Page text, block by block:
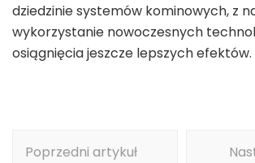
dziedzinie systemów kominowych, z
wykorzystanie nowoczesnych
osiągnięcia jeszcze lepszych efektów.
Poprzedni artykuł